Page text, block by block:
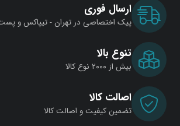
ارسال فوری
پیک اختصاصی در تهران - تیپاکس و
تنوع بالا
بیش از ۲۰۰۰ نوع کالا
اصالت کالا
تضمین کیفیت و اصالت کالا